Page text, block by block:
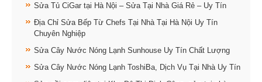
Sửa Tủ CiGar tại Hà Nội – Sửa Tại Nhà Giá Rẻ – Uy Tín
Địa Chỉ Sửa Bếp Từ Chefs Tại Nhà Tại Hà Nội Uy Tín
Chuyên Nghiệp
Sửa Cây Nước Nóng Lạnh Sunhouse Uy Tín Chất Lượng
Sửa Cây Nước Nóng Lạnh ToshiBa, Dịch Vụ Tại Nhà Uy Tín